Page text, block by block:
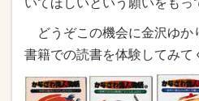
いてほしいという願いをもっ
どうぞこの機会に金沢ゆか
書籍での読書を体験してみて